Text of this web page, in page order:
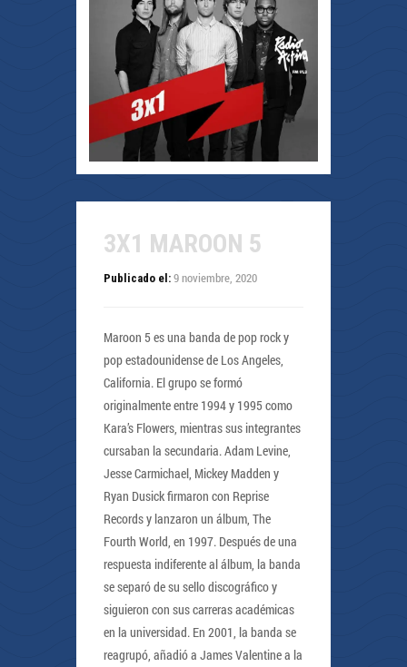
3X1 MAROON 5
Publicado el: 9 noviembre, 2020
Maroon 5 es una banda de pop rock y
pop estadounidense de Los Angeles,
California. El grupo se formó
originalmente entre 1994 y 1995 como
Kara’s Flowers, mientras sus integrantes
cursaban la secundaria. Adam Levine,
Jesse Carmichael, Mickey Madden y
Ryan Dusick firmaron con Reprise
Records y lanzaron un álbum, The
Fourth World, en 1997. Después de una
respuesta indiferente al álbum, la banda
se separó de su sello discográfico y
siguieron con sus carreras académicas
en la universidad. En 2001, la banda se
reagrupó, añadió a James Valentine a la